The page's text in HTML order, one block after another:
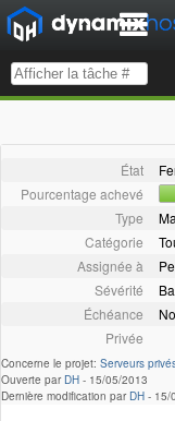
État
Pourcentage achevé
Type
Catégorie
Assignée à
Sévérité
Échéance
Privée
Concerne le projet: Serveurs
Ouverte parDH - 15/05/2013
Dernière modification parDH - 15/